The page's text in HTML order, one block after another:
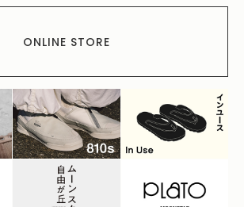
ONLINE STORE